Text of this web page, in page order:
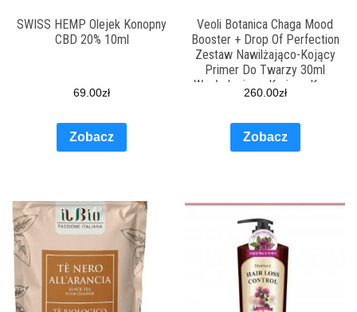
SWISS HEMP Olejek Konopny
CBD 20% 10ml
69.00zł
Zobacz
Veoli Botanica Chaga Mood
Booster + Drop Of Perfection
Zestaw Nawilżająco-Kojący
Primer Do Twarzy 30ml
Wygładzająco-Kryjący Krem
Bb O Lekkiej Formu
260.00zł
Zobacz